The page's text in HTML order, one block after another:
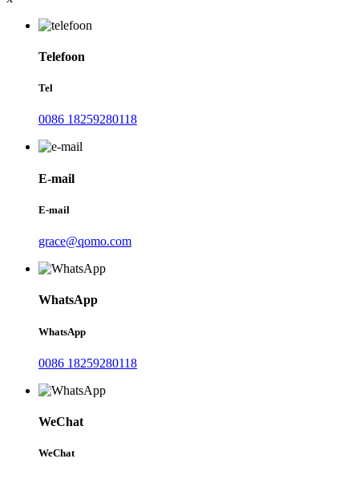
Telefoon
Tel
0086 18259280118
E-mail
E-mail
grace@qomo.com
WhatsApp
WhatsApp
0086 18259280118
WeChat
WeChat